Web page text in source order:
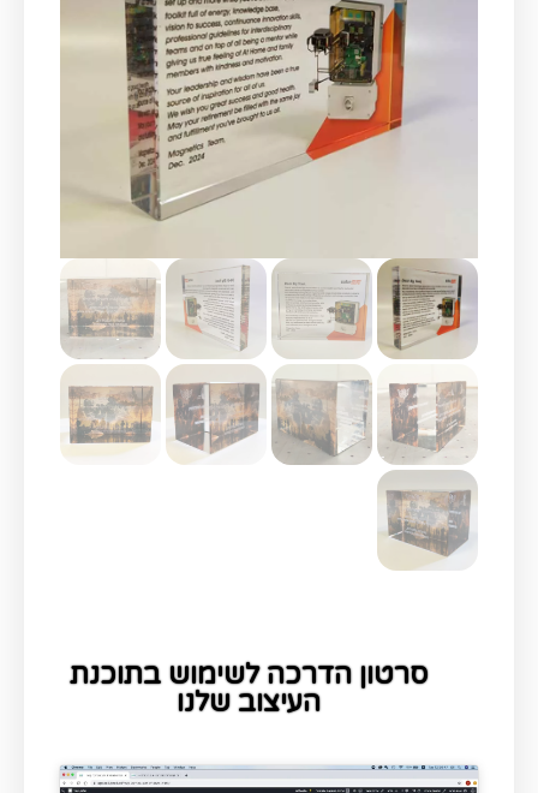
סרטון הדרכה לשימוש בתוכנת
העיצוב שלנו